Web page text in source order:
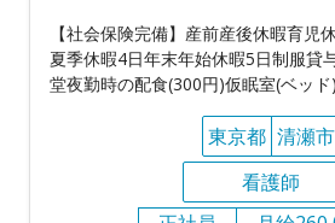
【社会保険完備】産前産後休暇育児
夏季休暇4日年末年始休暇5日制服貸
堂夜勤時の配食(300円)仮眠室(ベッ
東京都 清瀬市
看護師